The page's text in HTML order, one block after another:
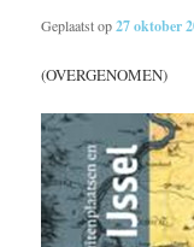
Geplaatst op27 oktober
(OVERGENOMEN)